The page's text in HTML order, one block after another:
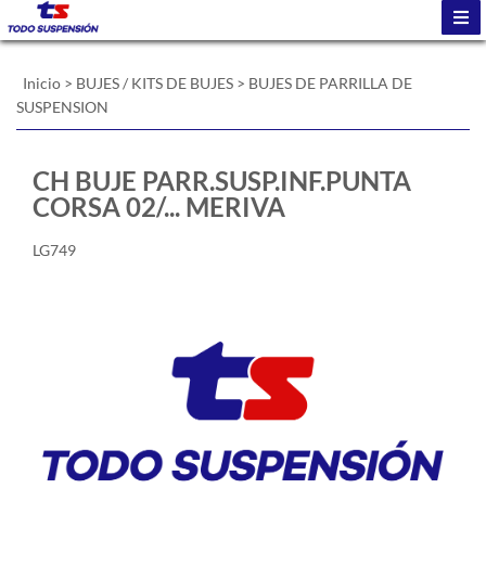
Inicio > BUJES / KITS DE BUJES > BUJES DE PARRILLA DE
SUSPENSION
CH BUJE PARR.SUSP.INF.PUNTA
CORSA 02/... MERIVA
LG749